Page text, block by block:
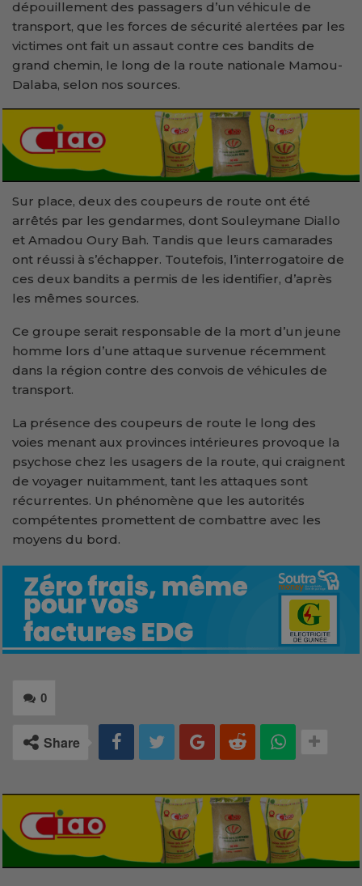
dépouillement des passagers d’un véhicule de
transport, que les forces de sécurité alertées par les
victimes ont fait un assaut contre ces bandits de
grand chemin, le long de la route nationale Mamou-
Dalaba, selon nos sources.
Sur place, deux des coupeurs de route ont été
arrêtés par les gendarmes, dont Souleymane Diallo
et Amadou Oury Bah. Tandis que leurs camarades
ont réussi à s’échapper. Toutefois, l’interrogatoire de
ces deux bandits a permis de les identifier, d’après
les mêmes sources.
Ce groupe serait responsable de la mort d’un jeune
homme lors d’une attaque survenue récemment
dans la région contre des convois de véhicules de
transport.
La présence des coupeurs de route le long des
voies menant aux provinces intérieures provoque la
psychose chez les usagers de la route, qui craignent
de voyager nuitamment, tant les attaques sont
récurrentes. Un phénomène que les autorités
compétentes promettent de combattre avec les
moyens du bord.
0
Share